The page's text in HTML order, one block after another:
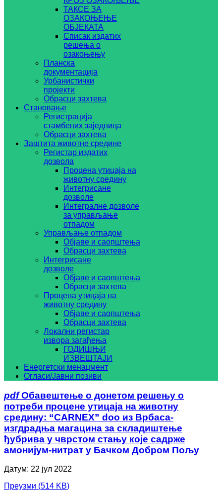
ТАКСЕ ЗА
ОЗАКОЊЕЊЕ
ОБЈЕКАТА
Списак издатих
решења о
озакоњењу
Планска
документација
Урбанистички
пројекти
Обрасци захтева
Становање
Регистрација
стамбених заједница
Обрасци захтева
Заштита животне средине
Регистар издатих
дозвола
Процена утицаја на
животну средину
Интегрисане
дозволе
Интегралне дозволе
за управљање
отпадом
Управљање отпадом
Објаве и саопштења
Обрасци захтева
Интегрисане
дозволе
Објаве и саопштења
Обрасци захтева
Процена утицаја на
животну средину
Објаве и саопштења
Обрасци захтева
Локални регистар
извора загађења
ГОДИШЊИ
ИЗВЕШТАЈИ
Енергетски менаџмент
Огласи/Јавни позиви
pdf Обавештење о донетом решењу о
потреби процене утицаја на животну
средину: “CARNEX” doo из Врбаса-
изгдрадња магацина за складиштење
ђубрива у чврстом стању које садрже
амонијум-нитрат у Бачком Добром Пољу
Датум: 22 јул 2022
Преузми (514 KB)